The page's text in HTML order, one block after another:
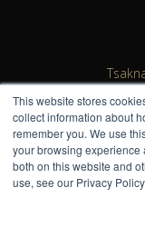
This website stores
collect information about
remember you. We use
your browsing experience
both on this website and
use, see our Privacy Policy.
All rights reserved.
Please do not
Η TsaknakisBros σας